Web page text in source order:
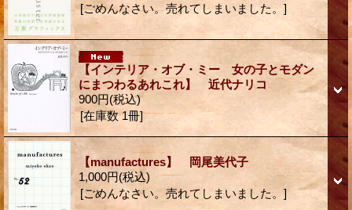
[ごめんなさい。売れてしまいました。]
【インテリア・オブ・ミー 女の子とモダン
にまつわるあれこれ】 近代ナリコ
900円(税込)
[在庫数 1冊]
【manufactures】 岡尾美代子
1,000円(税込)
[ごめんなさい。売れてしまいました。]